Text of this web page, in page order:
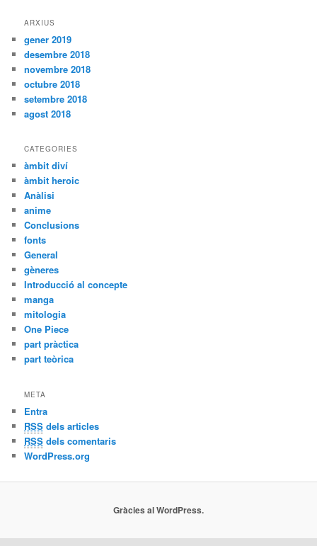
ARXIUS
gener 2019
desembre 2018
novembre 2018
octubre 2018
setembre 2018
agost 2018
CATEGORIES
àmbit diví
àmbit heroic
Anàlisi
anime
Conclusions
fonts
General
gèneres
Introducció al concepte
manga
mitologia
One Piece
part pràctica
part teòrica
META
Entra
RSS dels articles
RSS dels comentaris
WordPress.org
Gràcies al WordPress.